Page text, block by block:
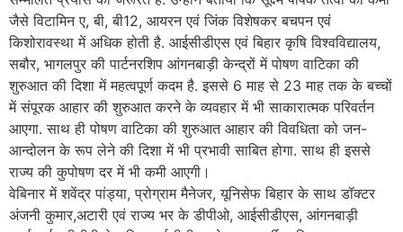
जैसे विटामिन ए, बी, बी12, आयरन एवं जिंक विशेषकर बचपन एवं
किशोरावस्था में अधिक होती है. आईसीडीएस एवं बिहार कृषि विश्वविद्यालय,
सबौर, भागलपुर की पार्टनरशिप आंगनबाड़ी केन्द्रों में पोषण वाटिका की
शुरुआत की दिशा में महत्वपूर्ण कदम है. इससे 6 माह से 23 माह तक के बच्चों
में संपूरक आहार की शुरुआत करने के व्यवहार में भी साकारात्मक परिवर्तन
आएगा. साथ ही पोषण वाटिका की शुरुआत आहार की विवधिता को जन-
आन्दोलन के रूप लेने की दिशा में भी प्रभावी साबित होगा. साथ ही इससे
राज्य की कुपोषण दर में भी कमी आएगी।
वेबिनार में शवेंद्र पांड्या, प्रोग्राम मैनेजर, यूनिसेफ बिहार के साथ डॉक्टर
अंजनी कुमार,अटारी एवं राज्य भर के डीपीओ, आईसीडीएस, आंगनबाड़ी